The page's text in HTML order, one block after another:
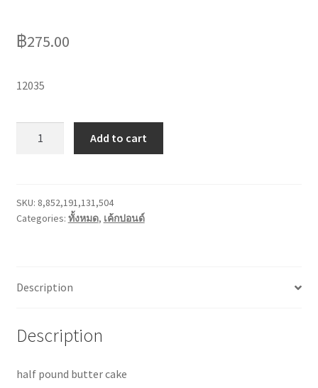
฿275.00
12035
quantity
Add to cart
SKU: 8,852,191,131,504
Categories: ทั้งหมด, เค้กปอนด์
Description
Description
half pound butter cake